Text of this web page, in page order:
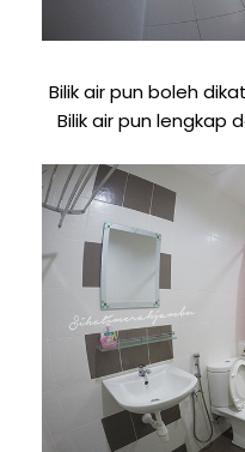
Bilik air pun boleh
Bilik air pun lengkap